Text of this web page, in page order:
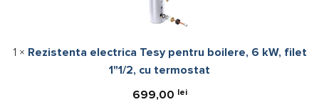
pentru
boilere,
kW,
filet
1 × Rezistenta electrica Tesy pentru boilere, 6 kW, filet
1"1/2, cu termostat
699,00 lei